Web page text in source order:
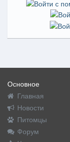
Основное
Главная
Новости
Питомцы
Форум